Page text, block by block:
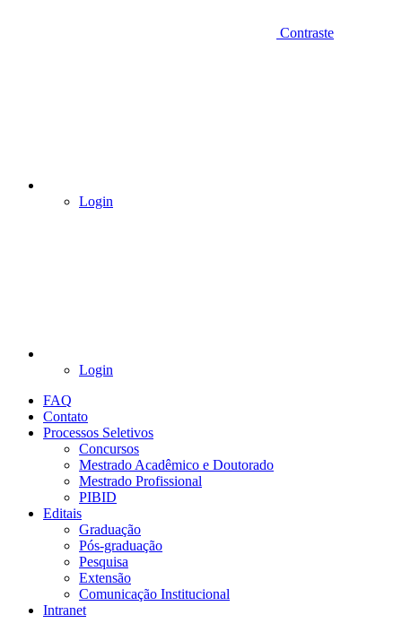
Contraste
Login
Login
FAQ
Contato
Processos Seletivos
Concursos
Mestrado Acadêmico e Doutorado
Mestrado Profissional
PIBID
Editais
Graduação
Pós-graduação
Pesquisa
Extensão
Comunicação Institucional
Intranet